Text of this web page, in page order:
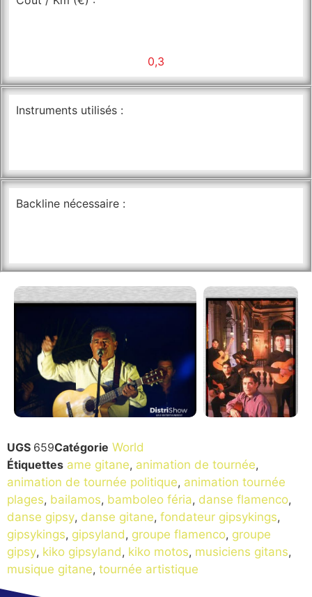
0,3
Instruments utilisés :
Backline nécessaire :
UGS 659Catégorie World
Étiquettes ame gitane, animation de tournée,
animation de tournée politique, animation tournée
plages, bailamos, bamboleo féria, danse flamenco,
danse gipsy, danse gitane, fondateur gipsykings,
gipsykings, gipsyland, groupe flamenco, groupe
gipsy, kiko gipsyland, kiko motos, musiciens gitans,
musique gitane, tournée artistique